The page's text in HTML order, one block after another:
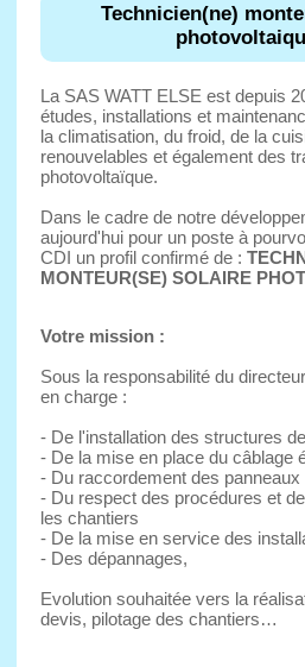
Technicien(ne)
La SAS WATT ELSE est depuis
études, installations et
la climatisation, du froid, de la
renouvelables et également des
photovoltaïque.
Dans le cadre de notre
aujourd'hui pour un poste à
CDI un profil confirmé de :
MONTEUR(SE) SOLAIRE
Votre mission :
Sous la responsabilité du
en charge :
- De l'installation des structures
- De la mise en place du câblage
- Du raccordement des
- Du respect des procédures et
les chantiers
- De la mise en service des
- Des dépannages,
Evolution souhaitée vers la
devis, pilotage des chantiers…